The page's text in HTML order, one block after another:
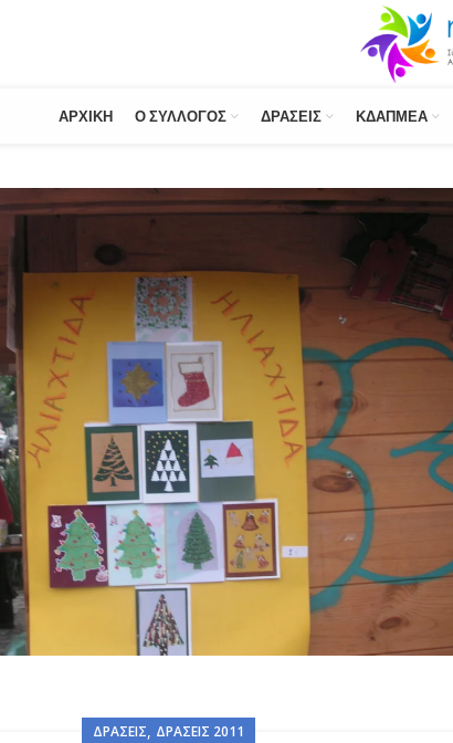
ΑΡΧΙΚΉ Ο ΣΎΛΛΟΓΟΣ ΔΡΆΣΕΙΣ ΚΔΑΠΜΕΑ
ΔΡΆΣΕΙΣ, ΔΡΆΣΕΙΣ 2011